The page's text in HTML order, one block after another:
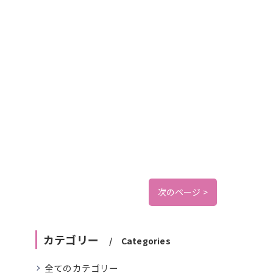
次のページ >
カテゴリー Categories
全てのカテゴリー